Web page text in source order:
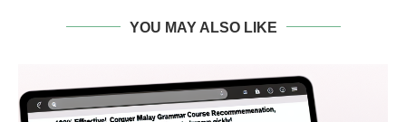
YOU MAY ALSO LIKE